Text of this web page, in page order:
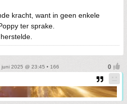
kracht, want in geen enkele
ter sprake.
juni 2025 @ 23:45 • 166